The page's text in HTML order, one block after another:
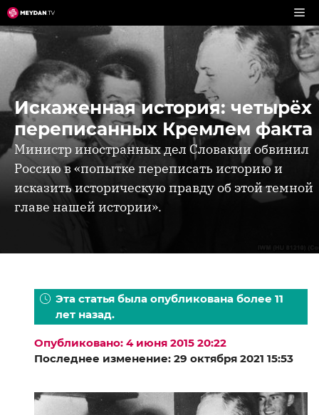
Перейти
к
содержимому
Искаженная история: четырёх
переписанных Кремлем факта
Министр иностранных дел Словакии обвинил
Россию в «попытке переписать историю и
исказить историческую правду об этой темной
главе нашей истории».
Эта статья была опубликована более 11
лет назад.
Опубликовано: 4 июня 2015 20:22
Последнее изменение: 29 октября 2021 15:53